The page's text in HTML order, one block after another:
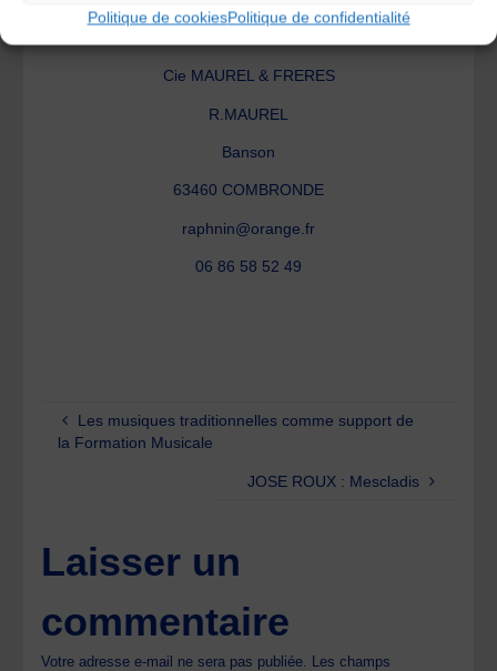
Politique de cookiesPolitique de confidentialité
Cie MAUREL & FRERES
R.MAUREL
Banson
63460 COMBRONDE
raphnin@orange.fr
06 86 58 52 49
Les musiques traditionnelles comme support de
la Formation Musicale
JOSE ROUX : Mescladis
Laisser un
commentaire
Votre adresse e-mail ne sera pas publiée. Les champs